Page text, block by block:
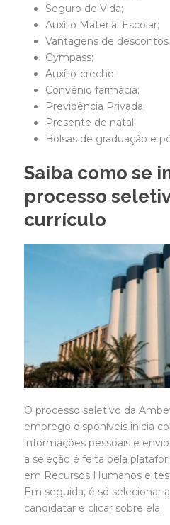
Seguro de Vida;
Auxílio Material Escolar;
Vantagens de
Gympass;
Auxílio-creche;
Convênio farmácia;
Previdência Privada;
Presente de natal;
Bolsas de graduação e
Saiba como se
processo
currículo
O processo seletivo da
emprego disponíveis inicia
informações pessoais e
a seleção é feita pela
em Recursos Humanos e
Em seguida, é só selecionar
candidatar e clicar sobre ela.